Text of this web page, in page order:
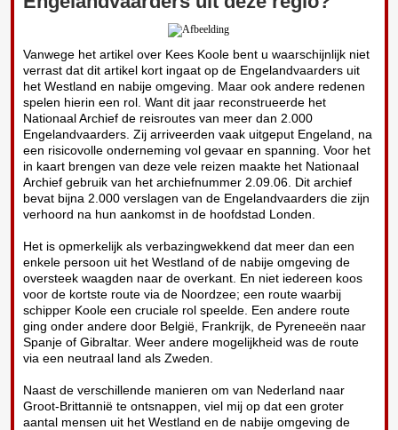
Vanwege het artikel over Kees Koole bent u waarschijnlijk niet
verrast dat dit artikel kort ingaat op de Engelandvaarders uit
het Westland en nabije omgeving. Maar ook andere redenen
spelen hierin een rol. Want dit jaar reconstrueerde het
Nationaal Archief de reisroutes van meer dan 2.000
Engelandvaarders. Zij arriveerden vaak uitgeput Engeland, na
een risicovolle onderneming vol gevaar en spanning. Voor het
in kaart brengen van deze vele reizen maakte het Nationaal
Archief gebruik van het archiefnummer 2.09.06. Dit archief
bevat bijna 2.000 verslagen van de Engelandvaarders die zijn
verhoord na hun aankomst in de hoofdstad Londen.
Het is opmerkelijk als verbazingwekkend dat meer dan een
enkele persoon uit het Westland of de nabije omgeving de
oversteek waagden naar de overkant. En niet iedereen koos
voor de kortste route via de Noordzee; een route waarbij
schipper Koole een cruciale rol speelde. Een andere route
ging onder andere door België, Frankrijk, de Pyreneeën naar
Spanje of Gibraltar. Weer andere mogelijkheid was de route
via een neutraal land als Zweden.
Naast de verschillende manieren om van Nederland naar
Groot-Brittannië te ontsnappen, viel mij op dat een groter
aantal mensen uit het Westland en de nabije omgeving de